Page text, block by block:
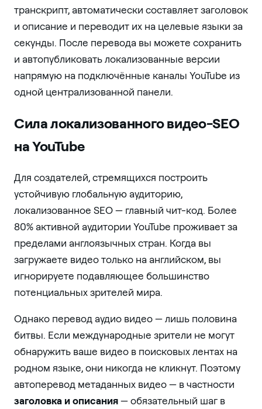
транскрипт, автоматически составляет заголовок
и описание и переводит их на целевые языки за
секунды. После перевода вы можете сохранить
и автопубликовать локализованные версии
напрямую на подключённые каналы YouTube из
одной централизованной панели.
Сила локализованного видео-SEO
на YouTube
Для создателей, стремящихся построить
устойчивую глобальную аудиторию,
локализованное SEO — главный чит-код. Более
80% активной аудитории YouTube проживает за
пределами англоязычных стран. Когда вы
загружаете видео только на английском, вы
игнорируете подавляющее большинство
потенциальных зрителей мира.
Однако перевод аудио видео — лишь половина
битвы. Если международные зрители не могут
обнаружить ваше видео в поисковых лентах на
родном языке, они никогда не кликнут. Поэтому
автоперевод метаданных видео — в частности
заголовка и описания— обязательный шаг в